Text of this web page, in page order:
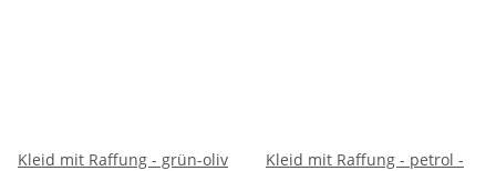
Kleid mit Raffung - grün-oliv
Kleid mit Raffung - petrol -